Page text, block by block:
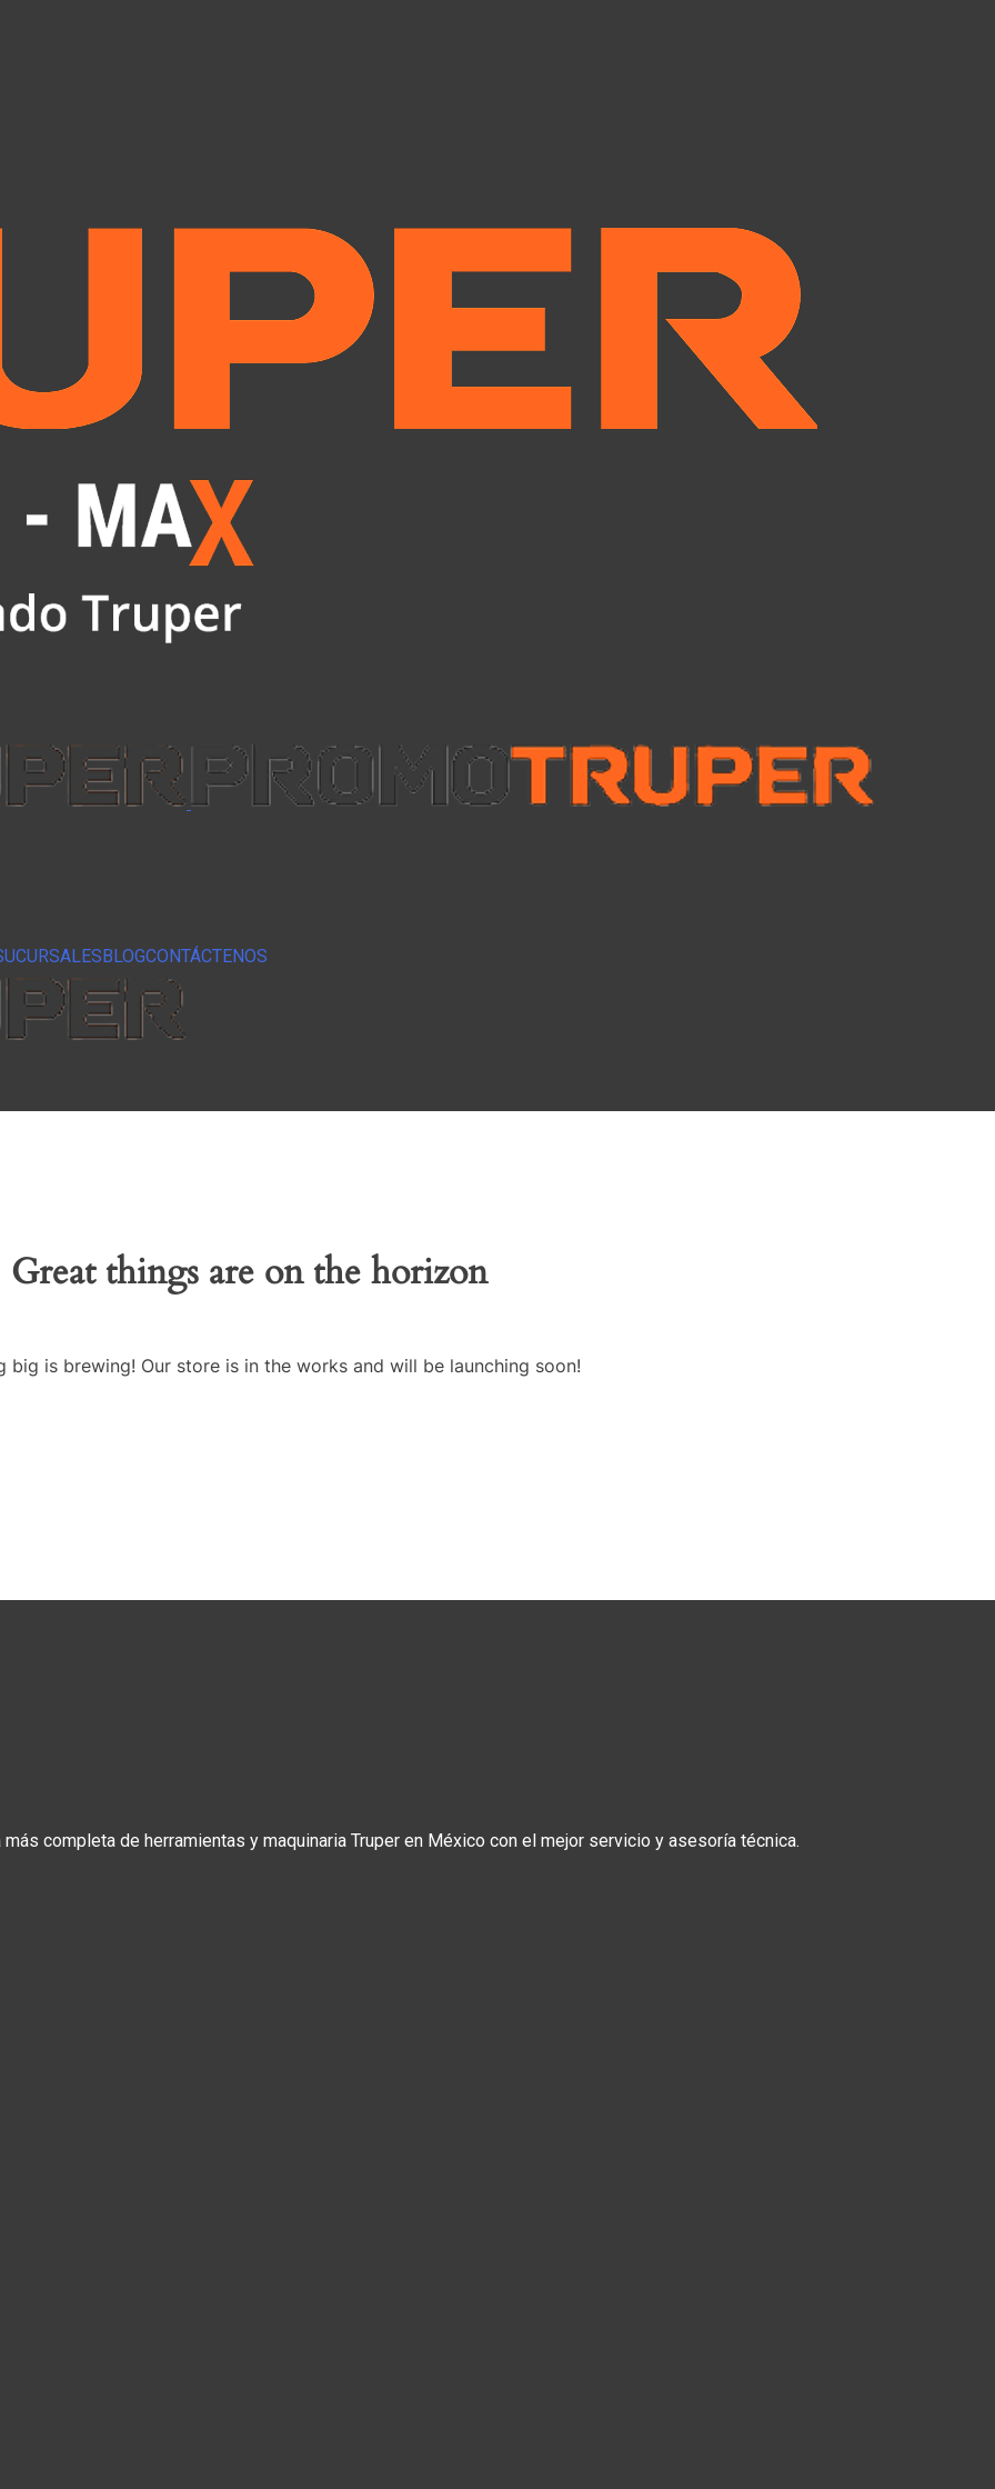
BLOGCONTÁCTENOS
Great things are on the horizon
big is brewing! Our store is in the works and will be launching soon!
completa de herramientas y maquinaria Truper en México con el mejor servicio y asesoría técnica.